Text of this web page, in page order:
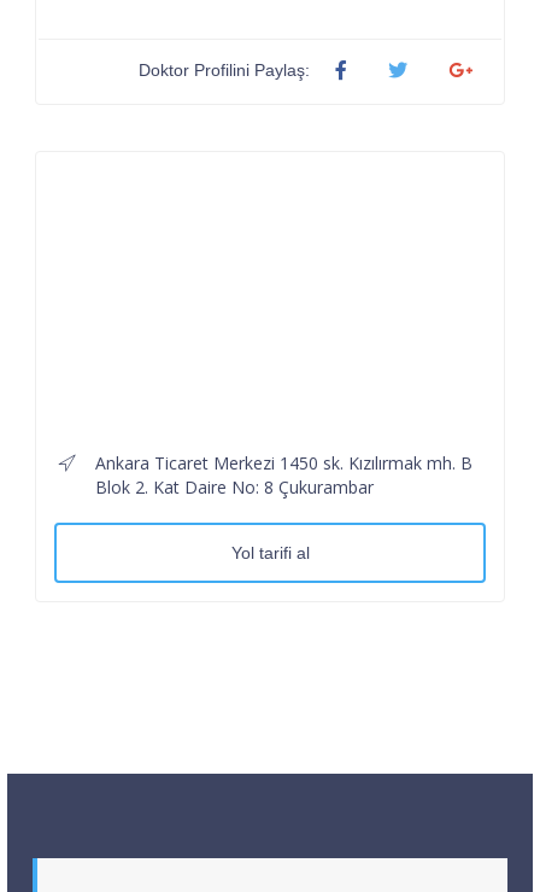
Doktor Profilini Paylaş:
Ankara Ticaret Merkezi 1450 sk. Kızılırmak mh. B
Blok 2. Kat Daire No: 8 Çukurambar
Yol tarifi al